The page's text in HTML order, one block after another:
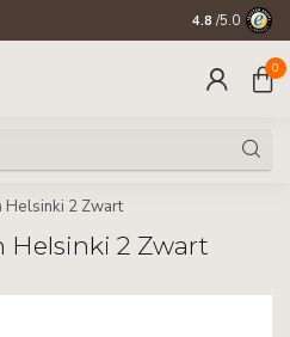
WELTWEITE
4.8 /5.0
0
Helsinki 2 Zwart
Helsinki 2 Zwart